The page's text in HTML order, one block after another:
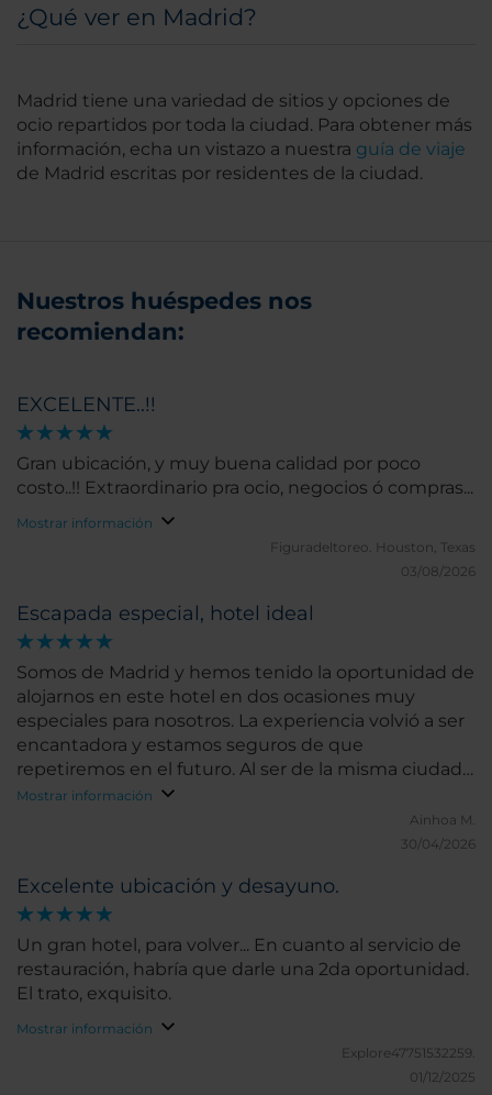
¿Qué ver en Madrid?
Madrid tiene una variedad de sitios y opciones de
ocio repartidos por toda la ciudad. Para obtener más
información, echa un vistazo a nuestra guía de viaje
de Madrid escritas por residentes de la ciudad.
Nuestros huéspedes nos
recomiendan:
EXCELENTE..!!
Gran ubicación, y muy buena calidad por poco
costo..!! Extraordinario pra ocio, negocios ó compras...
Mostrar información
Figuradeltoreo. Houston, Texas
03/08/2026
Escapada especial, hotel ideal
Somos de Madrid y hemos tenido la oportunidad de
alojarnos en este hotel en dos ocasiones muy
especiales para nosotros. La experiencia volvió a ser
encantadora y estamos seguros de que
repetiremos en el futuro. Al ser de la misma ciudad,
creo que apreciamos aún más que los turistas la
ubicación privilegiada de este hotel. Es casi mágico
vivir durante un día en este lugar. Es maravilloso
todo lo que alcanza a la vista: el Paseo del Prado, la
fuente de Neptuno, el Museo Thyssen, el Museo del
Prado, el Palacio de Correos, la iglesa de Los
Jerónimos, y casi hasta el Congreso de los
Diputados o el Parque del Retiro. Por supuesto,
por el Barrio de las Letras y el Retiro resulta
Mostrar información
Ainhoa M.
30/04/2026
Excelente ubicación y desayuno.
Un gran hotel, para volver... En cuanto al servicio de
restauración, habría que darle una 2da oportunidad.
El trato, exquisito.
Mostrar información
Explore47751532259.
01/12/2025